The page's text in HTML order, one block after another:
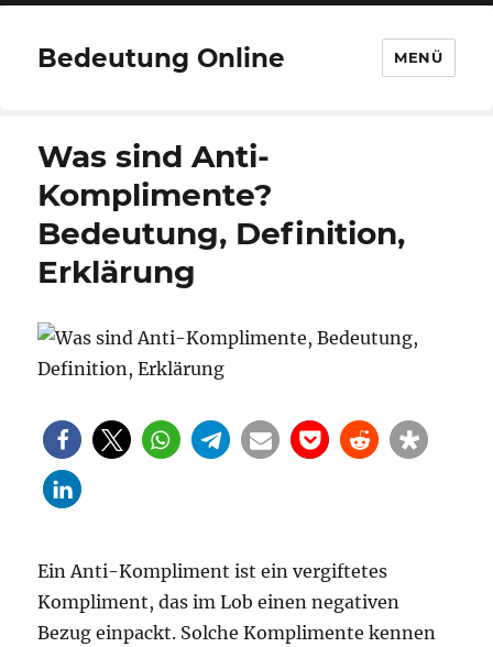
Bedeutung Online MENÜ
Was sind Anti-
Komplimente?
Bedeutung, Definition,
Erklärung
Ein Anti-Kompliment ist ein vergiftetes
Kompliment, das im Lob einen negativen
Bezug einpackt. Solche Komplimente kennen